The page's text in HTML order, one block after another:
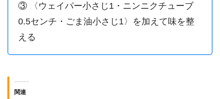
③ 〈ウェイパー小さじ1・ニンニクチューブ
0.5センチ・ごま油小さじ1〉を加えて味を整
える
関連